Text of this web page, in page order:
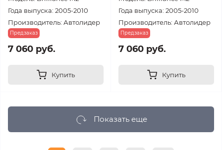
Года выпуска: 2005-2010
Производитель: Автолидер
Предзаказ
7 060 руб.
Купить
Года выпуска: 2005-2010
Производитель: Автолидер
Предзаказ
7 060 руб.
Купить
Показать еще